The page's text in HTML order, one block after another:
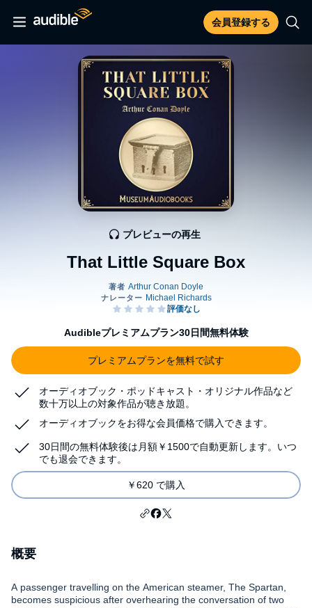
会員登録する
That Little Square Box
プレビューの再生
Audibleプレミアムプラン30日間無料体験
プレミアムプランを無料で試す
オーディオブック・ポッドキャスト・オリジナル作品など
数十万以上の対象作品が聴き放題。
オーディオブックをお得な会員価格で購入できます。
30日間の無料体験後は月額￥1500で自動更新します。いつ
でも退会できます。
￥620 で購入
概要
A passenger travelling on the American steamer, The Spartan,
becomes suspicious after overhearing the conversation of two